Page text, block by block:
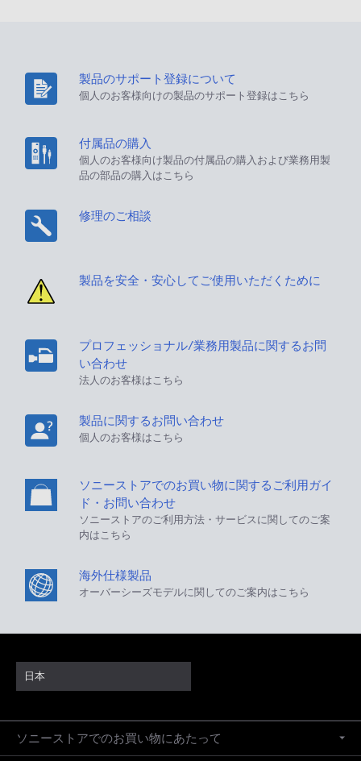
製品のサポート登録について
個人のお客様向けの製品のサポート登録はこちら
付属品の購入
個人のお客様向け製品の付属品の購入および業務用製
品の部品の購入はこちら
修理のご相談
製品を安全・安心してご使用いただくために
プロフェッショナル/業務用製品に関するお問
い合わせ
法人のお客様はこちら
製品に関するお問い合わせ
個人のお客様はこちら
ソニーストアでのお買い物に関するご利用ガイ
ド・お問い合わせ
ソニーストアのご利用方法・サービスに関してのご案
内はこちら
海外仕様製品
オーバーシーズモデルに関してのご案内はこちら
日本
ソニーストアでのお買い物にあたって